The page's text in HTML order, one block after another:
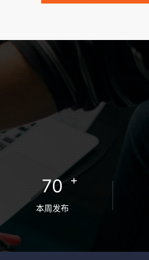
规律的月经期，无生殖障
赠者及其家庭成员需要无
传染病检查：捐赠者需要
检查，包括乙肝、丙肝、
检查旨在确保捐赠者未携
卵者的病原体。 药物与生
要是非尼古丁使用者、非
者，并且未使用可能影响
如某些精神药物和避孕植
标准 学历要求：部分卵子
为捐赠者，但这并不是绝
70 +
本周发布